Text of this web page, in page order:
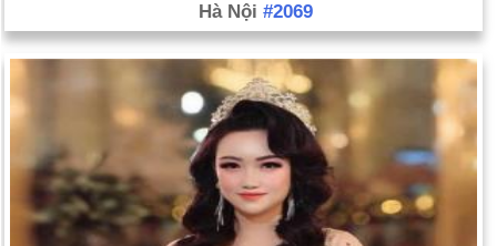
Hà Nội #2069